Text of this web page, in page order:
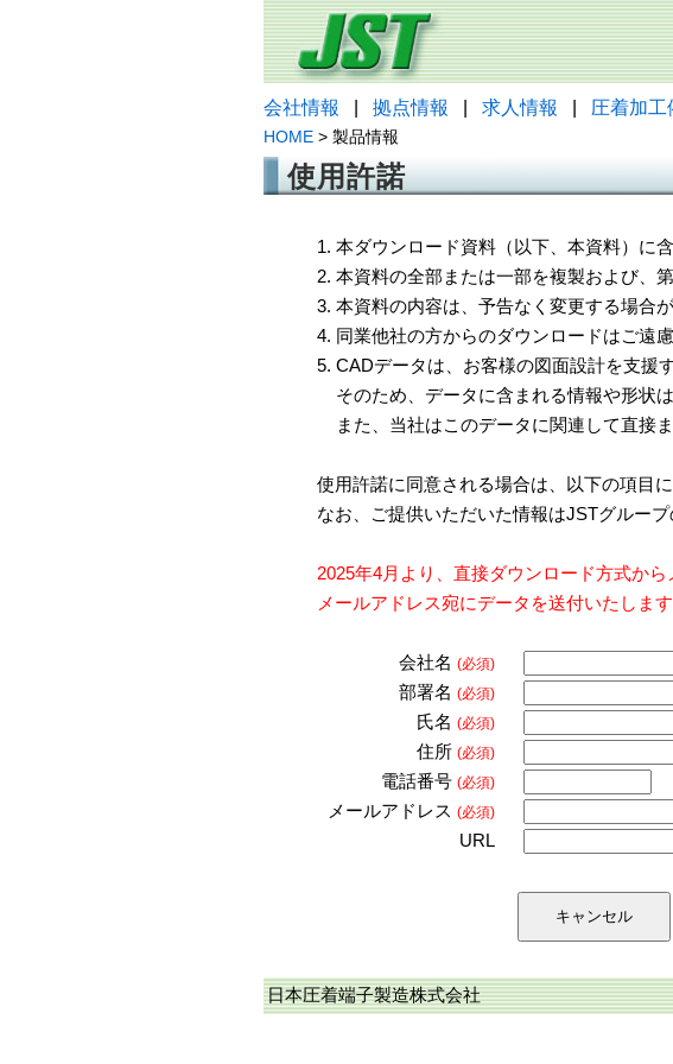
会社情報 拠点情報 求人情報 圧着加工
HOME > 製品情報
使用許諾
1. 本ダウンロード資料（以下、本資料）に
2. 本資料の全部または一部を複製および、
3. 本資料の内容は、予告なく変更する場合
4. 同業他社の方からのダウンロードはご遠慮
5. CADデータは、お客様の図面設計を支援
そのため、データに含まれる情報や形状
また、当社はこのデータに関連して直接
使用許諾に同意される場合は、以下の項目
なお、ご提供いただいた情報はJSTグルー
2025年4月より、直接ダウンロード方式か
メールアドレス宛にデータを送付いたしま
会社名 (必須)
部署名 (必須)
氏名 (必須)
住所 (必須)
電話番号 (必須)
メールアドレス (必須)
URL
日本圧着端子製造株式会社